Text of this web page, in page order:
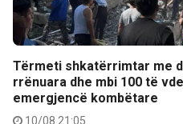
Tërmeti shkatërrimtar me
rrënuara dhe mbi 100 të
emergjencë kombëtare
10/08 21:05